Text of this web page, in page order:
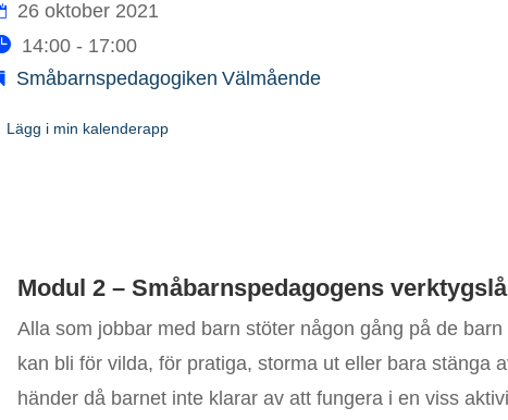
26 oktober 2021
14:00 - 17:00
Småbarnspedagogiken Välmående
Lägg i min kalenderapp
Modul 2 – Småbarnspedagogens
Alla som jobbar med barn stöter någon gång på de
kan bli för vilda, för pratiga, storma ut eller bara stänga
händer då barnet inte klarar av att fungera i en viss